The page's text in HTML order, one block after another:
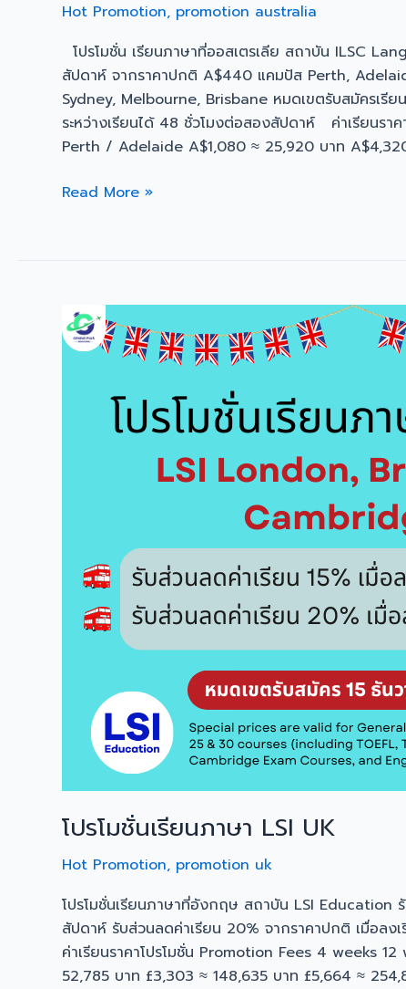
Hot Promotion, promotion australia
โปรโมชั่น เรียนภาษาที่ออสเตรเลีย สถาบัน ILSC
สัปดาห์ จากราคาปกติ A$440 แคมปัส Perth,
Sydney, Melbourne, Brisbane หมดเขตรับสมัครเ
ระหว่างเรียนได้ 48 ชั่วโมงต่อสองสัปดาห์ ค่าเรียนร
Perth / Adelaide A$1,080 ≈ 25,920 บาท
Read More »
โปรโมชั่นเรียนภาษา LSI UK
Hot Promotion, promotion uk
โปรโมชั่นเรียนภาษาที่อังกฤษ สถาบัน LSI Education
สัปดาห์ รับส่วนลดค่าเรียน 20% จากราคาปกติ เมื่อล
ค่าเรียนราคาโปรโมชั่น Promotion Fees 4 weeks
52,785 บาท £3,303 ≈ 148,635 บาท £5,664 ≈
โปร
โม